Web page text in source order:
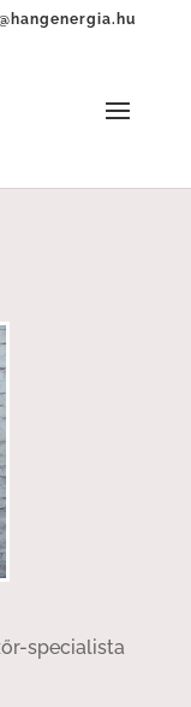
specialista